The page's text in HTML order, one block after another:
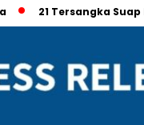
21 Tersangka Suap